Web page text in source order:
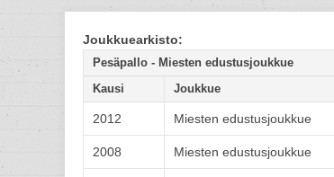
Joukkuearkisto:
Pesäpallo - Miesten edustusjoukkue
Kausi
Joukkue
2012 Miesten edustusjoukkue
2008 Miesten edustusjoukkue